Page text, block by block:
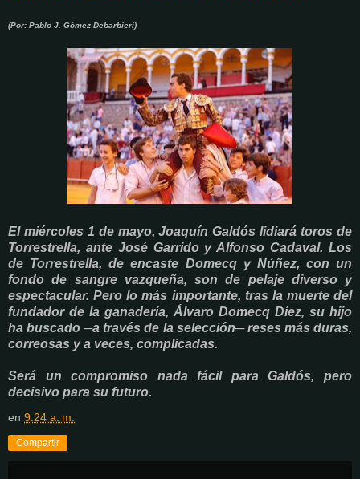
(Por: Pablo J. Gómez Debarbieri)
El miércoles 1 de mayo, Joaquín Galdós lidiará toros de
Torrestrella, ante José Garrido y Alfonso Cadaval. Los
de Torrestrella, de encaste Domecq y Núñez, con un
fondo de sangre vazqueña, son de pelaje diverso y
espectacular. Pero lo más importante, tras la muerte del
fundador de la ganadería, Álvaro Domecq Díez, su hijo
ha buscado ─a través de la selección─ reses más duras,
correosas y a veces, complicadas.
Será un compromiso nada fácil para Galdós, pero
decisivo para su futuro.
en 9:24 a. m.
Compartir